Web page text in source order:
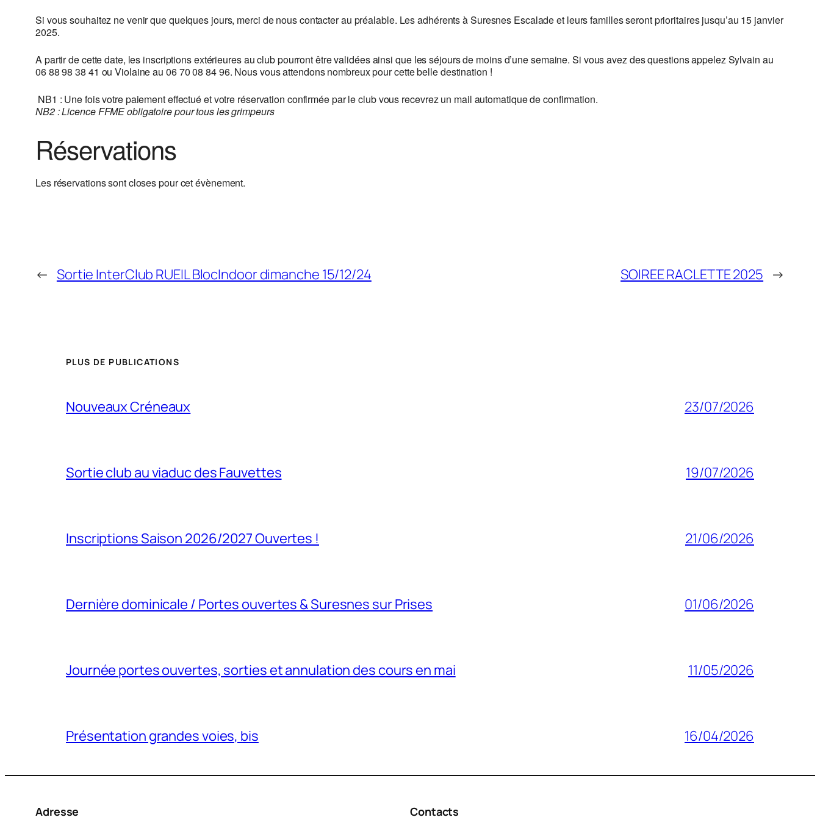
Si vous souhaitez ne venir que quelques jours, merci de nous contacter au préalable. Les adhérents à Suresnes Escalade et leurs familles seront prioritaires jusqu’au 15 janvier
2025.
A partir de cette date, les inscriptions extérieures au club pourront être validées ainsi que les séjours de moins d’une semaine. Si vous avez des questions appelez Sylvain au
06 88 98 38 41 ou Violaine au 06 70 08 84 96. Nous vous attendons nombreux pour cette belle destination !
NB1 : Une fois votre paiement effectué et votre réservation confirmée par le club vous recevrez un mail automatique de confirmation.
NB2 : Licence FFME obligatoire pour tous les grimpeurs
Réservations
Les réservations sont closes pour cet évènement.
← Sortie InterClub RUEIL BlocIndoor dimanche 15/12/24 SOIREE RACLETTE 2025 →
PLUS DE PUBLICATIONS
Nouveaux Créneaux 23/07/2026
Sortie club au viaduc des Fauvettes 19/07/2026
Inscriptions Saison 2026/2027 Ouvertes ! 21/06/2026
Dernière dominicale / Portes ouvertes & Suresnes sur Prises 01/06/2026
Journée portes ouvertes, sorties et annulation des cours en mai 11/05/2026
Présentation grandes voies, bis 16/04/2026
Adresse Contacts